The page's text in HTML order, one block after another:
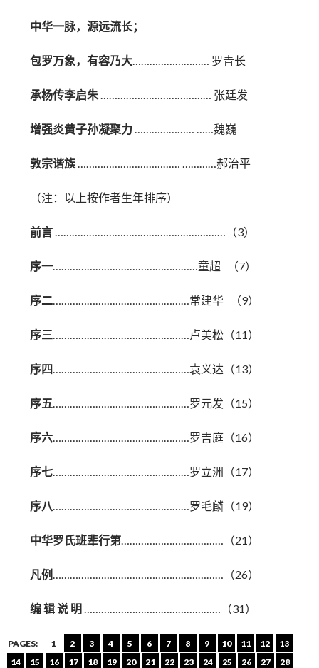
中华一脉，源远流长；
包罗万象，有容乃大……………………… 罗青长
承杨传李启朱………………………………… 张廷发
增强炎黄子孙凝聚力………………… ……魏巍
敦宗谐族……………………………… …………郝治平
（注：以上按作者生年排序）
前言……………………………………………………（3）
序一……………………………………………童超 （7）
序二…………………………………………常建华 （9）
序三…………………………………………卢美松（11）
序四…………………………………………袁义达（13）
序五…………………………………………罗元发（15）
序六…………………………………………罗吉庭（16）
序七…………………………………………罗立洲（17）
序八…………………………………………罗毛麟（19）
中华罗氏班辈行第………………………………（21）
凡例……………………………………………………（26）
编 辑 说 明…………………………………………（31）
PAGES: 1 2 3 4 5 6 7 8 9 10 11 12
13
14
15 16 17 18 19 20 21 22 23 24 25 26 27
28